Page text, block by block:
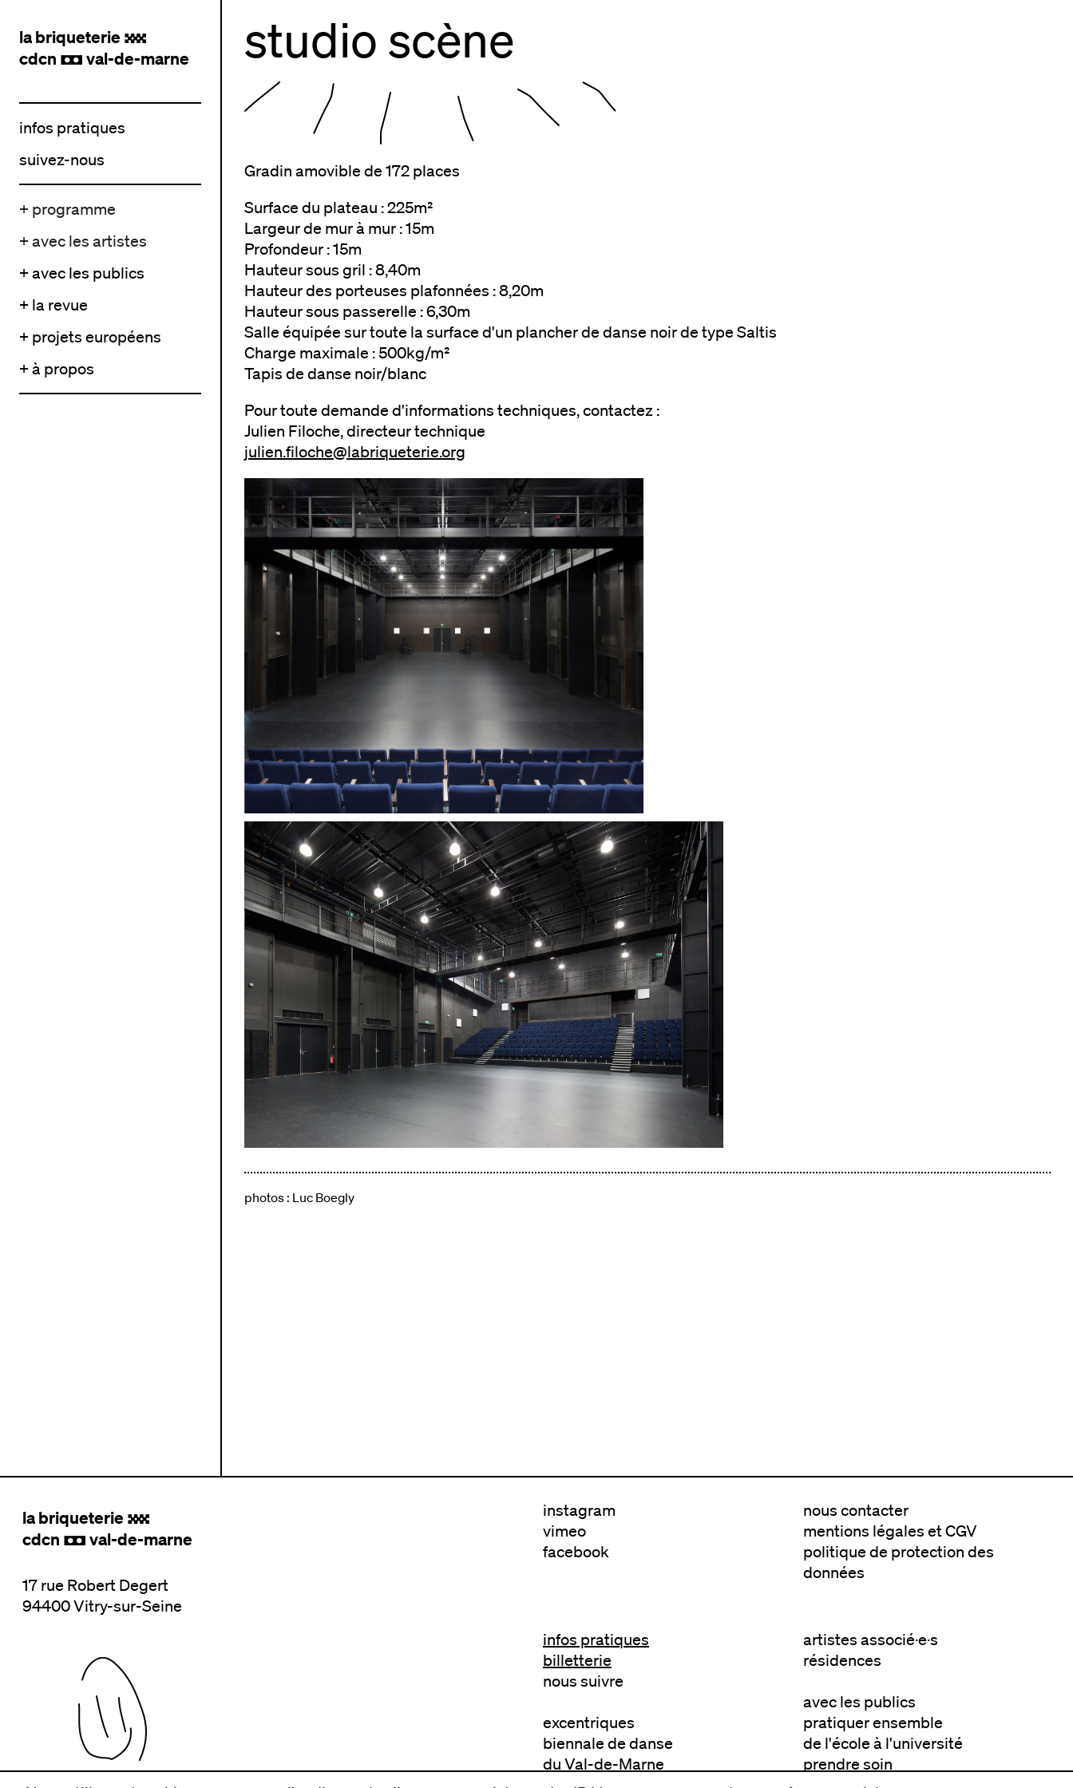
la briqueterie .
cdcn , val-de-marne
infos pratiques
suivez-nous
+ programme
+ avec les artistes
+ avec les publics
+ la revue
+ projets européens
+ à propos
studio scène
Gradin amovible de 172 places
Surface du plateau : 225m²
Largeur de mur à mur : 15m
Profondeur : 15m
Hauteur sous gril : 8,40m
Hauteur des porteuses plafonnées : 8,20m
Hauteur sous passerelle : 6,30m
Salle équipée sur toute la surface d'un plancher de danse noir de type Saltis
Charge maximale : 500kg/m²
Tapis de danse noir/blanc
Pour toute demande d'informations techniques, contactez :
Julien Filoche, directeur technique
julien.filoche@labriqueterie.org
photos : Luc Boegly
la briqueterie .
cdcn , val-de-marne
17 rue Robert Degert
94400 Vitry-sur-Seine
instagram
vimeo
facebook
nous contacter
mentions légales et CGV
politique de protection des
données
infos pratiques
billetterie
nous suivre
excentriques
biennale de danse
du Val-de-Marne
artistes associé·e·s
résidences
avec les publics
pratiquer ensemble
de l'école à l'université
prendre soin